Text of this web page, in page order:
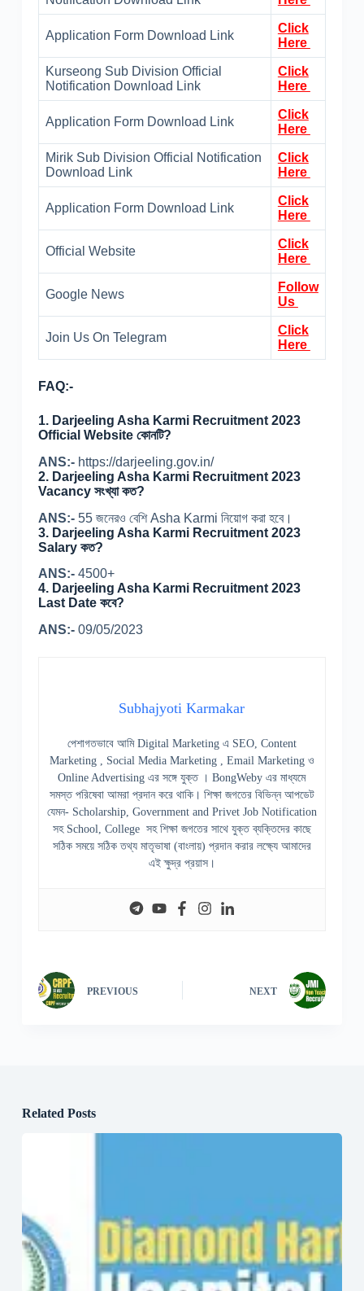
Application Form Download Link
Click
Here
Kurseong Sub Division Official
Notification Download Link
Click
Here
Application Form Download Link
Click
Here
Mirik Sub Division Official Notification
Download Link
Click
Here
Application Form Download Link
Click
Here
Official Website
Click
Here
Google News
Follow
Us
Join Us On Telegram
Click
Here
FAQ:-
1. Darjeeling Asha Karmi Recruitment 2023
Official Website কোনটি?
ANS:-https://darjeeling.gov.in/
2. Darjeeling Asha Karmi Recruitment 2023
Vacancy সংখ্যা কত?
ANS:-55 জনেরও বেশি Asha Karmi নিয়োগ করা হবে।
3. Darjeeling Asha Karmi Recruitment 2023
Salary কত?
ANS:-4500+
4. Darjeeling Asha Karmi Recruitment 2023
Last Date কবে?
ANS:-09/05/2023
Subhajyoti Karmakar
পেশাগতভাবে আমি Digital Marketing এ SEO, Content
Marketing , Social Media Marketing , Email Marketing ও
Online Advertising এর সঙ্গে যুক্ত । BongWeby এর মাধ্যমে
সমস্ত পরিষেবা আমরা প্রদান করে থাকি। শিক্ষা জগতের বিভিন্ন আপডেট
যেমন- Scholarship, Government and Privet Job Notification
সহ School, College সহ শিক্ষা জগতের সাথে যুক্ত ব্যক্তিদের কাছে
সঠিক সময়ে সঠিক তথ্য মাতৃভাষা (বাংলায়) প্রদান করার লক্ষ্যে আমাদের
এই ক্ষুদ্র প্রয়াস।
PREVIOUS NEXT
Related Posts